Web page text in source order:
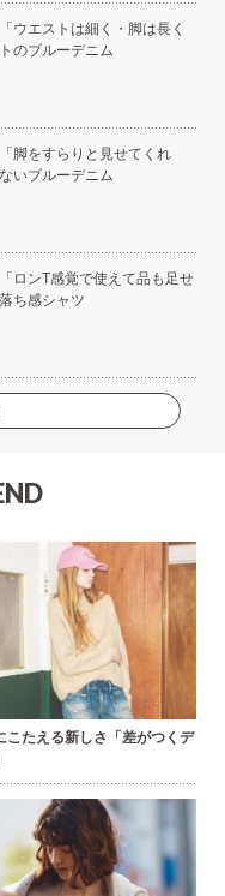
ウエストは細く・脚は長く
のブルーデニム
脚をすらりと見せてくれ
いブルーデニム
ロンT感覚で使えて品も足せ
ち感シャツ
こたえる新しさ「差がつくデ